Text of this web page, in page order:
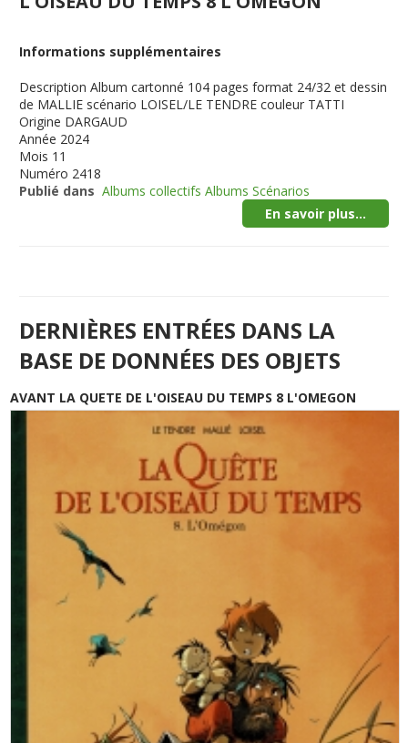
Informations supplémentaires
Description Album cartonné 104 pages format 24/32 et dessin
de MALLIE scénario LOISEL/LE TENDRE couleur TATTI
Origine DARGAUD
Année 2024
Mois 11
Numéro 2418
Publié dans Albums collectifs Albums Scénarios
En savoir plus...
DERNIÈRES ENTRÉES DANS LA
BASE DE DONNÉES DES OBJETS
AVANT LA QUETE DE L'OISEAU DU TEMPS 8 L'OMEGON